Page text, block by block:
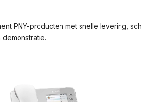
PNY-producten met snelle levering,